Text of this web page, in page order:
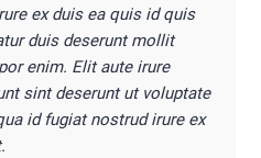
ex duis ea quis id quis
duis deserunt mollit
enim. Elit aute irure
sint deserunt ut voluptate
id fugiat nostrud irure ex